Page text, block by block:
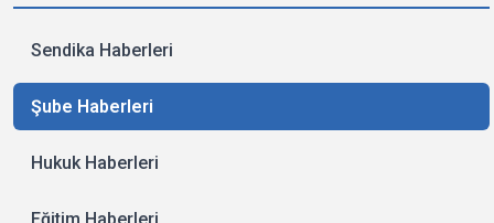
Sendika Haberleri
Şube Haberleri
Hukuk Haberleri